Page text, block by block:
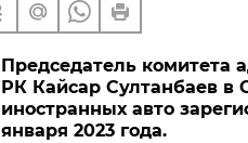
Председатель
РК Кайсар Султанбаев в
иностранных авто
января 2023 года.